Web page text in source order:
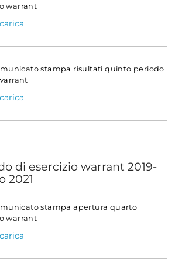
warrant
stampa risultati quinto periodo
di esercizio warrant 2019-
2021
stampa apertura quarto
warrant